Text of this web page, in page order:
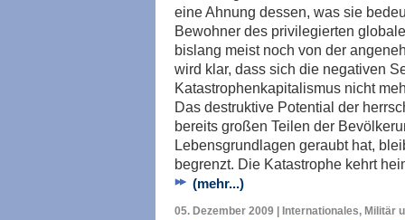
eine Ahnung dessen, was sie
Bewohner des privilegierten
bislang meist noch von der
wird klar, dass sich die negativen
Katastrophenkapitalismus nicht
Das destruktive Potential der
bereits großen Teilen der
Lebensgrundlagen geraubt hat,
begrenzt. Die Katastrophe kehrt
(mehr...)
05. Dezember 2009 | Internationales, Militär